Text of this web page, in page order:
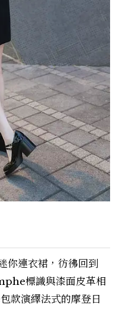
你連衣裙，彷彿回到
標識與漆面皮革相
款演繹法式的摩登日